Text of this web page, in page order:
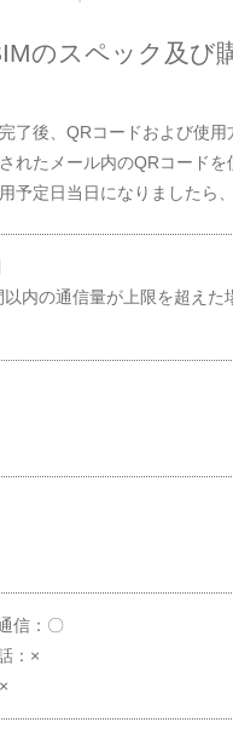
のスペック及び
了後、QRコードおよび使
れたメール内のQRコード
予定日当日になりましたら
以内の通信量が上限を超え
信：〇
：×